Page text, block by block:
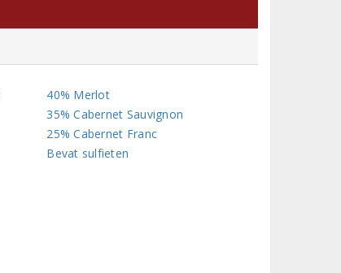
40% Merlot
35% Cabernet Sauvignon
25% Cabernet Franc
Bevat sulfieten